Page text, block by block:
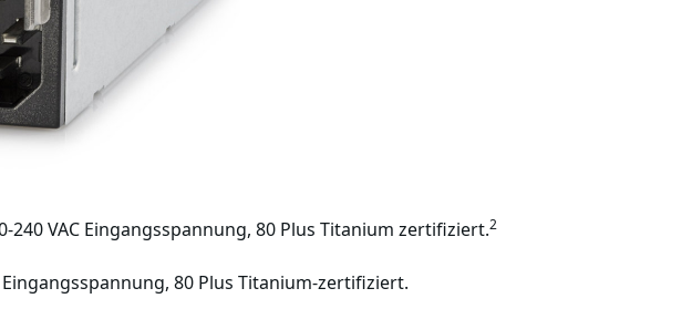
240 VAC Eingangsspannung, 80 Plus Titanium zertifiziert.2
80 Plus Titanium-zertifiziert.